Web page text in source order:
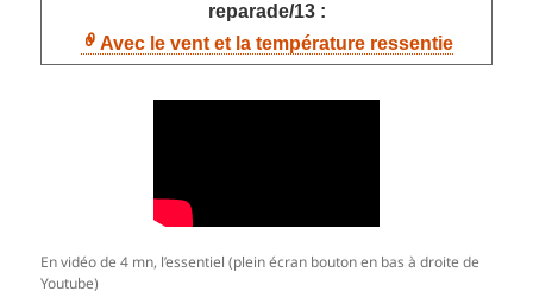
reparade/13 :
Avec le vent et la température ressentie
En vidéo de 4 mn, l’essentiel (plein écran bouton en bas à droite de
Youtube)